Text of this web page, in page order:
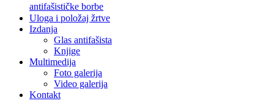
antifašističke borbe
Uloga i položaj žrtve
Izdanja
Glas antifašista
Knjige
Multimedija
Foto galerija
Video galerija
Kontakt